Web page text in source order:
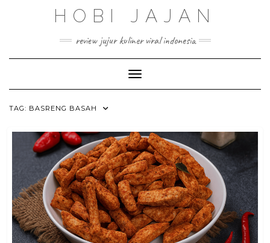
HOBI JAJAN
review jujur kuliner viral indonesia
Toggle Navigation
TAG: BASRENG BASAH